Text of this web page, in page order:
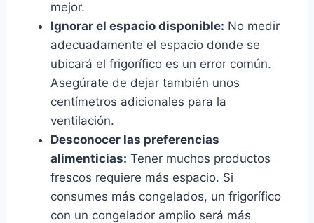
mejor.
Ignorar el espacio disponible: No medir
adecuadamente el espacio donde se
ubicará el frigorífico es un error común.
Asegúrate de dejar también unos
centímetros adicionales para la
ventilación.
Desconocer las preferencias
alimenticias: Tener muchos productos
frescos requiere más espacio. Si
consumes más congelados, un frigorífico
con un congelador amplio será más